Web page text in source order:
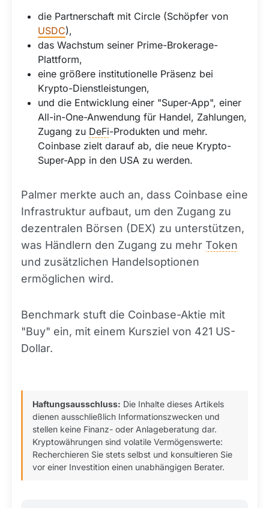
die Partnerschaft mit Circle (Schöpfer von
USDC),
das Wachstum seiner Prime-Brokerage-
Plattform,
eine größere institutionelle Präsenz bei
Krypto-Dienstleistungen,
und die Entwicklung einer "Super-App", einer
All-in-One-Anwendung für Handel, Zahlungen,
Zugang zu DeFi-Produkten und mehr.
Coinbase zielt darauf ab, die neue Krypto-
Super-App in den USA zu werden.
Palmer merkte auch an, dass Coinbase eine
Infrastruktur aufbaut, um den Zugang zu
dezentralen Börsen (DEX) zu unterstützen,
was Händlern den Zugang zu mehr Token
und zusätzlichen Handelsoptionen
ermöglichen wird.
Benchmark stuft die Coinbase-Aktie mit
"Buy" ein, mit einem Kursziel von 421 US-
Dollar.
Haftungsausschluss: Die Inhalte dieses Artikels
dienen ausschließlich Informationszwecken und
stellen keine Finanz- oder Anlageberatung dar.
Kryptowährungen sind volatile Vermögenswerte:
Recherchieren Sie stets selbst und konsultieren Sie
vor einer Investition einen unabhängigen Berater.